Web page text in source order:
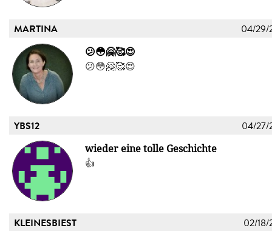
MARTINA 04/29/
😕😳🤗🥰😍
😕😳🤗🥰😍
YBS12 04/27/
wieder eine tolle Geschichte
👍
KLEINESBIEST 02/18/